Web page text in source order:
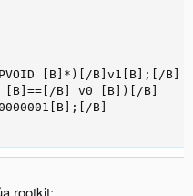
[B]*)[/B]v1[B];[/B]
B] v0 [B])[/B]
B]
rootkit: